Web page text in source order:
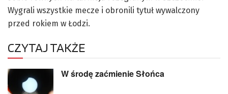
Wygrali wszystkie mecze i obronili tytuł wywalczony
przed rokiem w Łodzi.
CZYTAJ TAKŻE
W środę zaćmienie Słońca